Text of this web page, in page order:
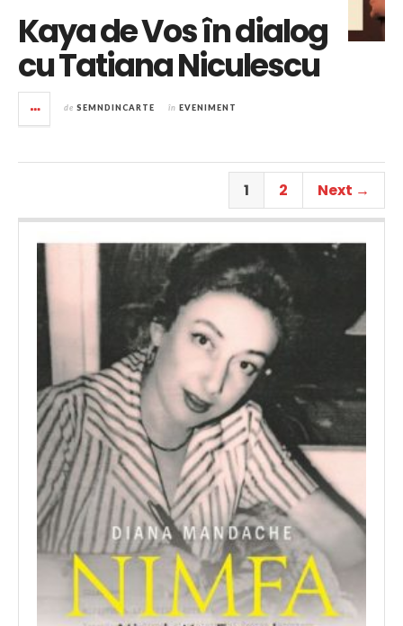
Kaya de Vos în dialog
cu Tatiana Niculescu
de SEMNDINCARTE în EVENIMENT
1 2 Next →